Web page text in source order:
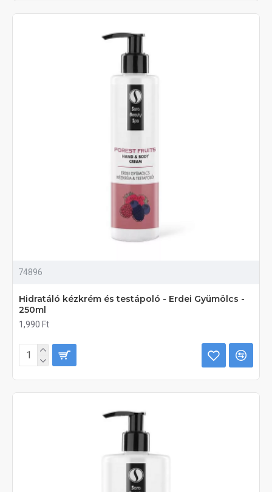
74896
Hidratáló kézkrém és testápoló - Erdei Gyümölcs -
250ml
1,990 Ft